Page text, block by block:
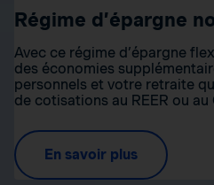
Régime d’épargne
Avec ce régime d’épargne
des économies
personnels et votre retraite
de cotisations au REER ou
En savoir plus